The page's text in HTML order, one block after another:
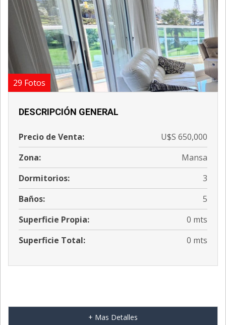
29 Fotos
DESCRIPCIÓN GENERAL
Precio de Venta:
U$S 650,000
Zona:
Mansa
Dormitorios:
3
Baños:
5
Superficie Propia:
0 mts
Superficie Total:
0 mts
+ Mas Detalles